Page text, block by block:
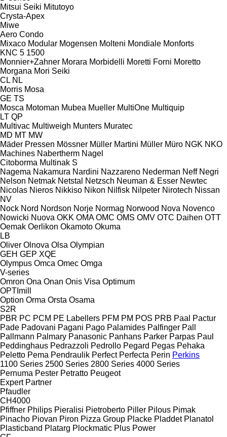
Mitsui Seiki Mitutoyo
Crysta-Apex
Miwe
Aero Condo
Mixaco Modular Mogensen Molteni Mondiale Monforts
KNC 5 1500
Monnier+Zahner Morara Morbidelli Moretti Forni Moretto
Morgana Mori Seiki
CL NL
Morris Mosa
GE TS
Mosca Motoman Mubea Mueller MultiOne Multiquip
LT QP
Multivac Multiweigh Munters Muratec
MD MT MW
Mäder Pressen Mössner Müller Martini Müller Müro NGK NKO
Machines Nabertherm Nagel
Citoborma Multinak S
Nagema Nakamura Nardini Nazzareno Nederman Neff Negri
Nelson Netmak Netstal Netzsch Neuman & Esser Newtec
Nicolas Nieros Nikkiso Nikon Nilfisk Nilpeter Nirotech Nissan
NV
Nock Nord Nordson Norje Normag Norwood Nova Novenco
Nowicki Nuova OKK OMA OMC OMS OMV OTC Daihen OTT
Oemak Oerlikon Okamoto Okuma
LB
Oliver Olnova Olsa Olympian
GEH GEP XQE
Olympus Omca Omec Omga
V-series
Omron Ona Onan Onis Visa Optimum
OPTImill
Option Orma Orsta Osama
S2R
PBR PC PCM PE Labellers PFM PM POS PRB Paal
Pactur
Pade Padovani Pagani Pago Palamides Palfinger Pall
Pallmann Palmary Panasonic Panhans Parker Parpas Paul
Peddinghaus Pedrazzoli Pedrollo Pegard Pegas Pehaka
Peletto Pema Pendraulik Perfect Perfecta Perin Perkins
1100 Series 2500 Series 2800 Series 4000 Series
Pernuma Pester Petratto Peugeot
Expert Partner
Pfaudler
CH4000
Pfiffner Philips Pieralisi Pietroberto Piller Pilous Pimak
Pinacho Piovan Piron Pizza Group Placke Pladdet Planatol
Plasticband Platarg Plockmatic Plus Power